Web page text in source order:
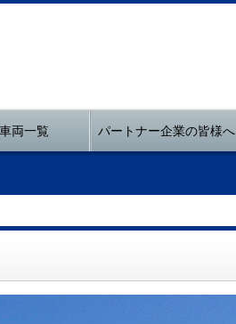
両一覧 パートナー企業の皆様へ